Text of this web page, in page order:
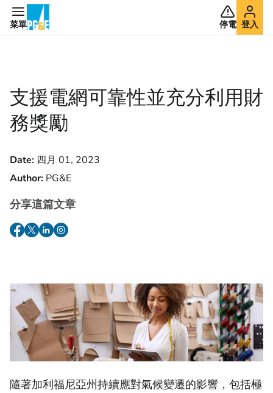
菜單 停電 登入
支援電網可靠性並充分利用財
務獎勵
Date: 四月 01, 2023
Author: PG&E
分享這篇文章
隨著加利福尼亞州持續應對氣候變遷的影響，包括極